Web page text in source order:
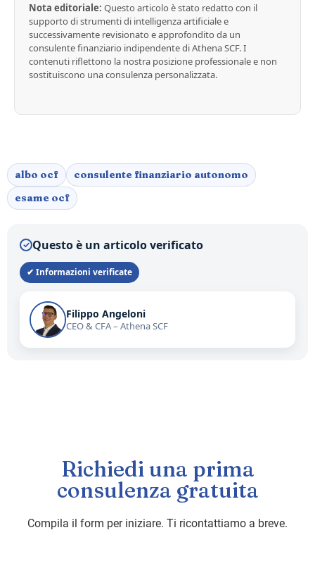
Nota editoriale: Questo articolo è stato redatto con il
supporto di strumenti di intelligenza artificiale e
successivamente revisionato e approfondito da un
consulente finanziario indipendente di Athena SCF. I
contenuti riflettono la nostra posizione professionale e non
sostituiscono una consulenza personalizzata.
albo ocf
consulente finanziario autonomo
esame ocf
✓ Questo è un articolo verificato
✔ Informazioni verificate
Filippo Angeloni
CEO & CFA – Athena SCF
Richiedi una prima
consulenza gratuita
Compila il form per iniziare. Ti ricontattiamo a breve.